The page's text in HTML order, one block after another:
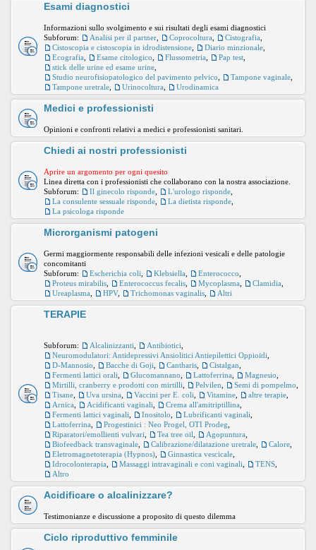
Esami diagnostici
Informazioni sullo svolgimento e sui risultati degli esami diagnostici
Subforum:
Analisi per il partner Coprocoltura Cistografia
Cistoscopia e cistoscopia in idrodistensione
Diario minzionale
Ecografia
Esame citologico Flussometria Pap test
stick delle urine ed esame urine
Studio neurofisiopatologico del pavimento pelvico
Tampone vaginale
Tampone uretrale
Urinocoltura Urodinamica
Medici e professionisti
Opinioni e confronti relativi a medici e professionisti sanitari.
Chiedi ai nostri professionisti
Aprire un argomento per ogni quesito
Linea diretta con i professionisti che collaborano con la nostra associazione.
Subforum:
Il ginecolo risponde L'urologo risponde
La consulente sessuale risponde
La dietista risponde
La psicologa risponde
Microrganismi patogeni
Germi maggiormente responsabili delle infezioni vesicali e delle patologie
concomitanti
Subforum:
Escherichia coli Klebsiella Enterococco
Proteus mirabilis
Enterococcus fecalis Mycoplasma Clamidia
Ureaplasma
HPV, Trichomonas vaginalis Altri
TERAPIE
Subforum: Alcalinizzanti Antibiotici
Neuromodulatori: Antidepressivi Ansiolitici Antiepilettici Oppioidi
D-Mannosio
Bacche di Goji Cantharis Cistalgan
Fermenti lattici orali
Glucomannano Lattoferrina Magnesio
Mirtilli, cranberry e prodotti con mirtilli
Pelvilen Semi di pompelmo
Tisane
Uva ursina Vaccini per E. coli Vitamine altre terapie
Arnica
Acidificanti vaginali Crema all'amitriptillina
Fermenti lattici vaginali
Inositolo Lubrificanti vaginali
Lattoferrina
Progestinici : Neo Progel, OTI Prodeg
Riparatori/emollienti vulvari
Tea tree oil Agopuntura
Biofeedback transvaginale
Calibrazione/dilatazione uretrale Calore
Eletromagnetoterapia (Hypnos)
Ginnastica vescicale
Idrocolonterapia
Massaggi intravaginali e coni vaginali TENS
Altro
Acidificare o alcalinizzare?
Testimonianze e discussione a proposito di questo dilemma
Ciclo riproduttivo femminile